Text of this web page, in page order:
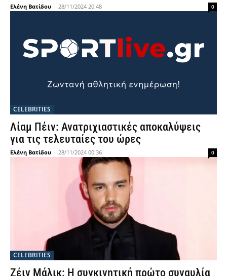
Ελένη Βατίδου - 28/11/2024 20:48 0
CELEBRITIES
Λίαμ Πέιν: Ανατριχιαστικές αποκαλύψεις
για τις τελευταίες του ώρες
Ελένη Βατίδου - 28/11/2024 00:36 0
CELEBRITIES
Ζέιν Μάλικ: Η συγκινητική πρώτο συναυλία